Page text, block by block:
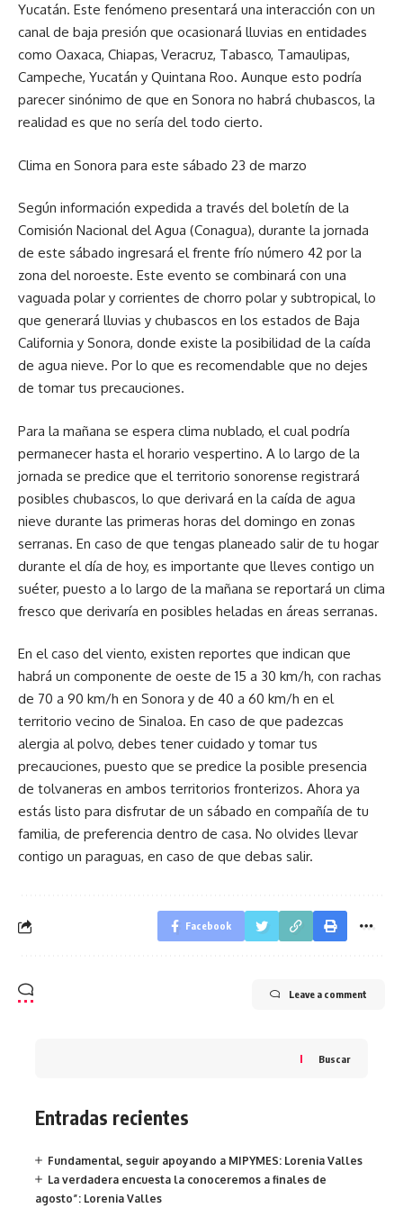
Yucatán. Este fenómeno presentará una interacción con un
canal de baja presión que ocasionará lluvias en entidades
como Oaxaca, Chiapas, Veracruz, Tabasco, Tamaulipas,
Campeche, Yucatán y Quintana Roo. Aunque esto podría
parecer sinónimo de que en Sonora no habrá chubascos, la
realidad es que no sería del todo cierto.
Clima en Sonora para este sábado 23 de marzo
Según información expedida a través del boletín de la
Comisión Nacional del Agua (Conagua), durante la jornada
de este sábado ingresará el frente frío número 42 por la
zona del noroeste. Este evento se combinará con una
vaguada polar y corrientes de chorro polar y subtropical, lo
que generará lluvias y chubascos en los estados de Baja
California y Sonora, donde existe la posibilidad de la caída
de agua nieve. Por lo que es recomendable que no dejes
de tomar tus precauciones.
Para la mañana se espera clima nublado, el cual podría
permanecer hasta el horario vespertino. A lo largo de la
jornada se predice que el territorio sonorense registrará
posibles chubascos, lo que derivará en la caída de agua
nieve durante las primeras horas del domingo en zonas
serranas. En caso de que tengas planeado salir de tu hogar
durante el día de hoy, es importante que lleves contigo un
suéter, puesto a lo largo de la mañana se reportará un clima
fresco que derivaría en posibles heladas en áreas serranas.
En el caso del viento, existen reportes que indican que
habrá un componente de oeste de 15 a 30 km/h, con rachas
de 70 a 90 km/h en Sonora y de 40 a 60 km/h en el
territorio vecino de Sinaloa. En caso de que padezcas
alergia al polvo, debes tener cuidado y tomar tus
precauciones, puesto que se predice la posible presencia
de tolvaneras en ambos territorios fronterizos. Ahora ya
estás listo para disfrutar de un sábado en compañía de tu
familia, de preferencia dentro de casa. No olvides llevar
contigo un paraguas, en caso de que debas salir.
Facebook
Leave a comment
Buscar
Entradas recientes
Fundamental, seguir apoyando a MIPYMES: Lorenia Valles
La verdadera encuesta la conoceremos a finales de
agosto”: Lorenia Valles